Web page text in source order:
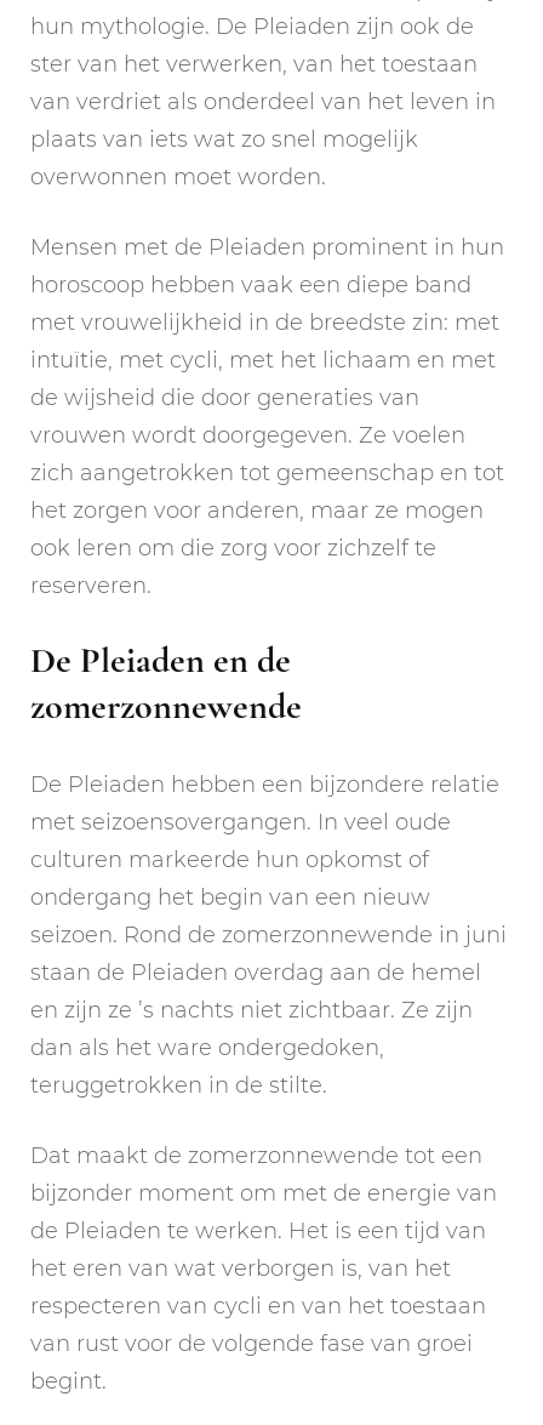
hun mythologie. De Pleiaden zijn ook de
ster van het verwerken, van het toestaan
van verdriet als onderdeel van het leven in
plaats van iets wat zo snel mogelijk
overwonnen moet worden.
Mensen met de Pleiaden prominent in hun
horoscoop hebben vaak een diepe band
met vrouwelijkheid in de breedste zin: met
intuïtie, met cycli, met het lichaam en met
de wijsheid die door generaties van
vrouwen wordt doorgegeven. Ze voelen
zich aangetrokken tot gemeenschap en tot
het zorgen voor anderen, maar ze mogen
ook leren om die zorg voor zichzelf te
reserveren.
De Pleiaden en de
zomerzonnewende
De Pleiaden hebben een bijzondere relatie
met seizoensovergangen. In veel oude
culturen markeerde hun opkomst of
ondergang het begin van een nieuw
seizoen. Rond de zomerzonnewende in juni
staan de Pleiaden overdag aan de hemel
en zijn ze ’s nachts niet zichtbaar. Ze zijn
dan als het ware ondergedoken,
teruggetrokken in de stilte.
Dat maakt de zomerzonnewende tot een
bijzonder moment om met de energie van
de Pleiaden te werken. Het is een tijd van
het eren van wat verborgen is, van het
respecteren van cycli en van het toestaan
van rust voor de volgende fase van groei
begint.